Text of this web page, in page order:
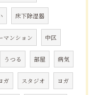
床下除湿器
マンション 中区
うつる 部屋 病気
ガ スタジオ ヨガ